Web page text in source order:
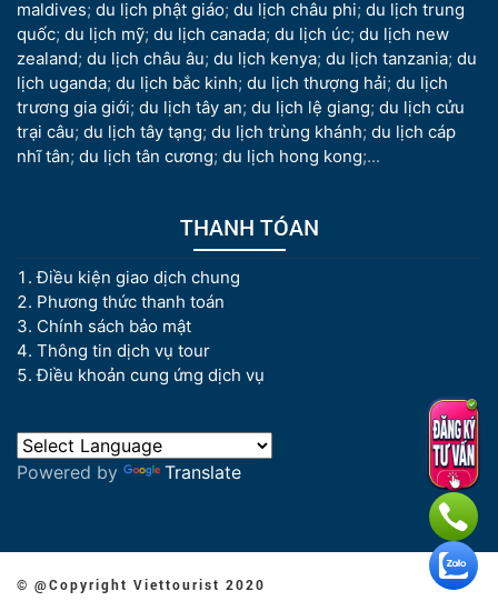
maldives; du lịch phật giáo; du lịch châu phi; du lịch trung
quốc; du lịch mỹ; du lịch canada; du lịch úc; du lịch new
zealand; du lịch châu âu; du lịch kenya; du lịch tanzania; du
lịch uganda; du lịch bắc kinh; du lịch thượng hải; du lịch
trương gia giới; du lịch tây an; du lịch lệ giang; du lịch cửu
trại câu; du lịch tây tạng; du lịch trùng khánh; du lịch cáp
nhĩ tân; du lịch tân cương; du lịch hong kong;...
THANH TÓAN
Điều kiện giao dịch chung
Phương thức thanh toán
Chính sách bảo mật
Thông tin dịch vụ tour
Điều khoản cung ứng dịch vụ
Powered by Translate
© @Copyright Viettourist 2020